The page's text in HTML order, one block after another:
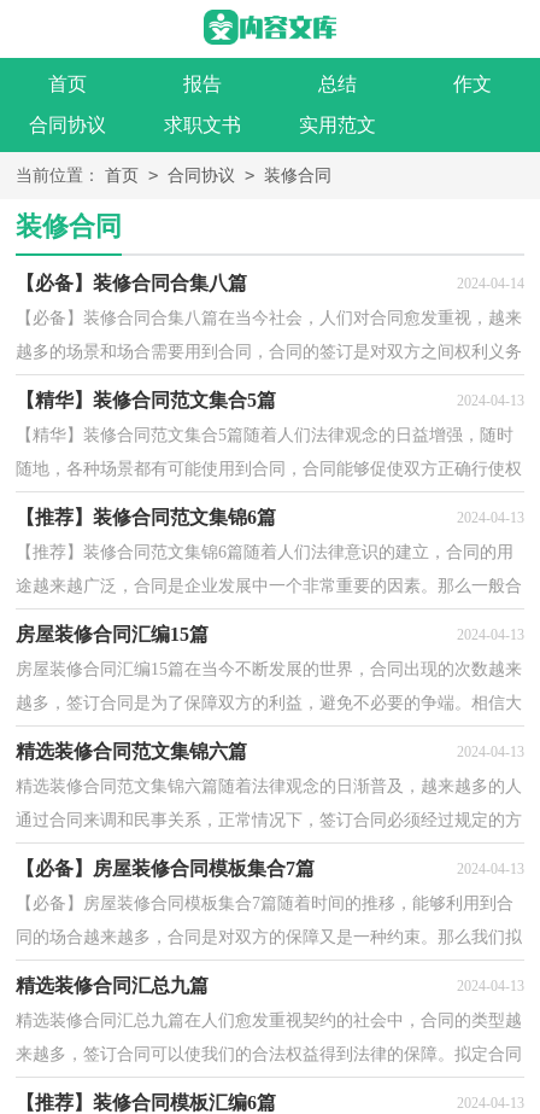
首页 报告 总结
作文
合同协议
求职文书 实用范文
当前位置： 首页 > 合同协议 > 装修合同
装修合同
【必备】装修合同合集八篇 2024-04-14
【必备】装修合同合集八篇在当今社会，人们对合同愈发重视，越来
越多的场景和场合需要用到合同，合同的签订是对双方之间权利义务
【精华】装修合同范文集合5篇 2024-04-13
【精华】装修合同范文集合5篇随着人们法律观念的日益增强，随时
随地，各种场景都有可能使用到合同，合同能够促使双方正确行使权
【推荐】装修合同范文集锦6篇 2024-04-13
【推荐】装修合同范文集锦6篇随着人们法律意识的建立，合同的用
途越来越广泛，合同是企业发展中一个非常重要的因素。那么一般合
同是怎么起草的呢？以下是小编为大家整理的装修合...
房屋装修合同汇编15篇 2024-04-13
房屋装修合同汇编15篇在当今不断发展的世界，合同出现的次数越来
越多，签订合同是为了保障双方的利益，避免不必要的争端。相信大
精选装修合同范文集锦六篇 2024-04-13
精选装修合同范文集锦六篇随着法律观念的日渐普及，越来越多的人
通过合同来调和民事关系，正常情况下，签订合同必须经过规定的方
式。拟定合同的注意事项有许多，你确定会写吗？下面是...
【必备】房屋装修合同模板集合7篇 2024-04-13
【必备】房屋装修合同模板集合7篇随着时间的推移，能够利用到合
同的场合越来越多，合同是对双方的保障又是一种约束。那么我们拟
精选装修合同汇总九篇 2024-04-13
精选装修合同汇总九篇在人们愈发重视契约的社会中，合同的类型越
来越多，签订合同可以使我们的合法权益得到法律的保障。拟定合同
【推荐】装修合同模板汇编6篇 2024-04-13